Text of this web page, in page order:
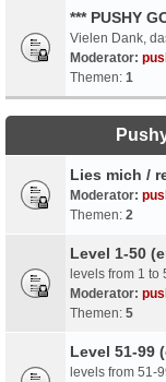
*** PUSHY
Vielen Dank,
Moderator:
Themen: 1
Lies mich /
Moderator:
Themen: 2
Level 1-50
levels from 1 to
Moderator:
Themen: 5
Level 51-99
levels from 51-